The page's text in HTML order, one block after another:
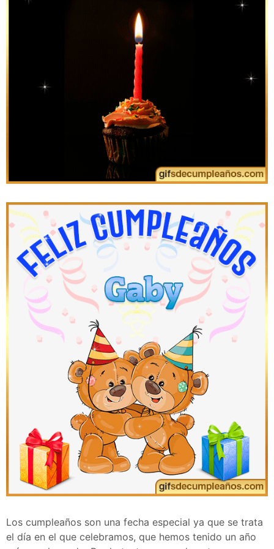
Los cumpleaños son una fecha especial ya que se trata
el día en el que celebramos, que hemos tenido un año